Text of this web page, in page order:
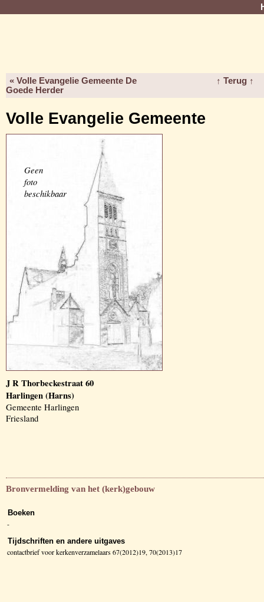
« Volle Evangelie Gemeente De
Goede Herder
↑ Terug ↑
Volle Evangelie Gemeente
Geen
foto
beschikbaar
J R Thorbeckestraat 60
Harlingen (Harns)
Gemeente Harlingen
Friesland
Bronvermelding van het (kerk)gebouw
Boeken
-
Tijdschriften en andere uitgaves
contactbrief voor kerkenverzamelaars 67(2012)19, 70(2013)17